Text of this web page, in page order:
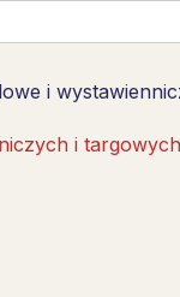
i
i targowych